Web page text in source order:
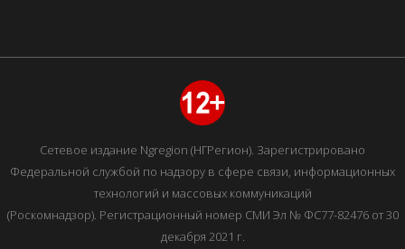
Сетевое издание Ngregion (НГРегион). Зарегистрировано
Федеральной службой по надзору в сфере связи, информационных
технологий и массовых коммуникаций
(Роскомнадзор). Регистрационный номер СМИ Эл № ФС77-82476 от 30
декабря 2021 г.